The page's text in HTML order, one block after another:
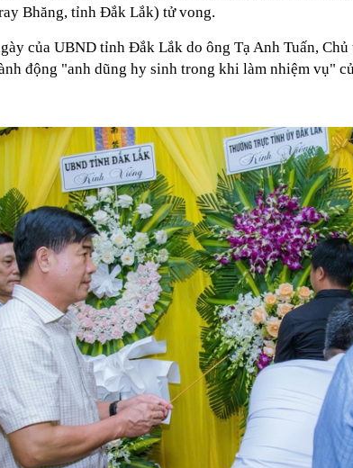
danh nổi tiếng sau một đêm
quyết định giá đất, bất động sản có hạ nhiệt?
tuyên bố sẽ xây 10.000 trạm đổi pin ô tô điện vào năm
vụ 1 triệu xe mỗi ngày chỉ với 3 phút
Bhăng, tỉnh Đắk Lắk) tử vong.
của UBND tỉnh Đắk Lắk do ông Tạ Anh Tuấn,
động "anh dũng hy sinh trong khi làm nhiệm vụ"